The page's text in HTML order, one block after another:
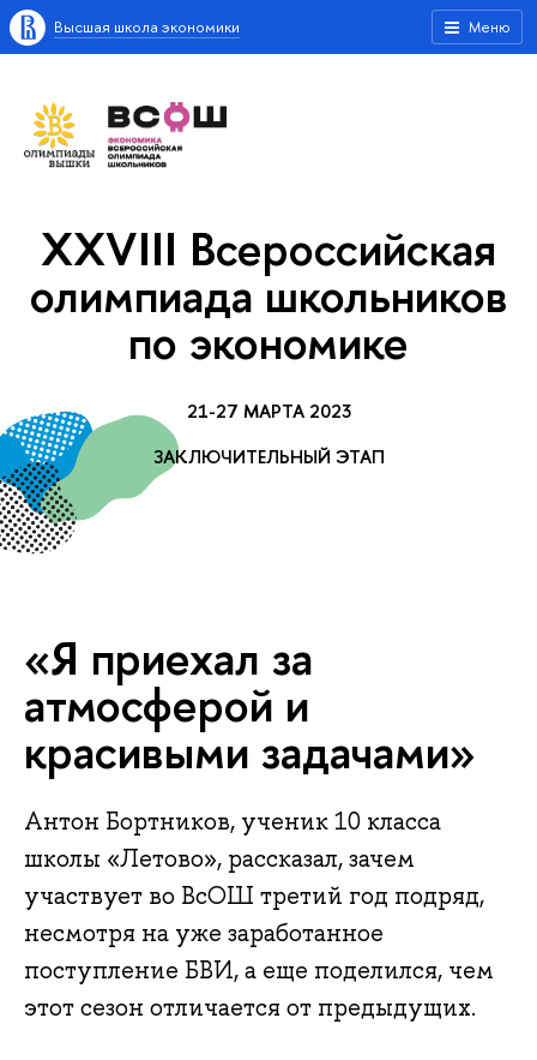
Меню
Высшая школа экономики
XXVIII Всероссийская
олимпиада школьников
по экономике
21-27 МАРТА 2023
ЗАКЛЮЧИТЕЛЬНЫЙ ЭТАП
«Я приехал за
атмосферой и
красивыми задачами»
Антон Бортников, ученик 10 класса
школы «Летово», рассказал, зачем
участвует во ВсОШ третий год подряд,
несмотря на уже заработанное
поступление БВИ, а еще поделился, чем
этот сезон отличается от предыдущих.